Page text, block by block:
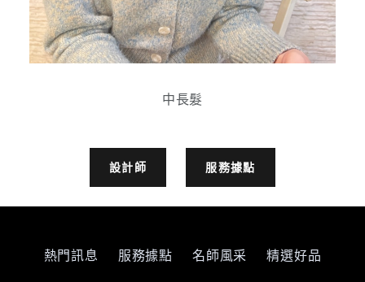
中長髮
設計師 服務據點
熱門訊息 服務據點 名師風采 精選好品